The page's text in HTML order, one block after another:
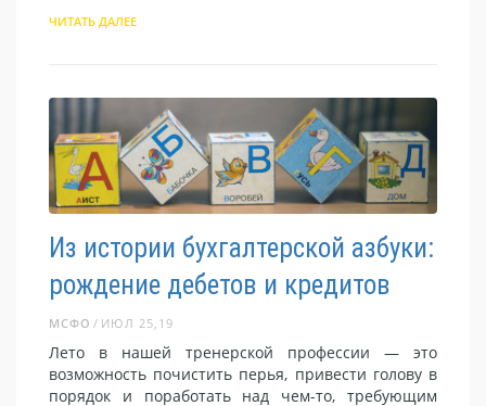
ЧИТАТЬ ДАЛЕЕ
Из истории бухгалтерской азбуки:
рождение дебетов и кредитов
ИЮЛ 25,19
МСФО
Лето в нашей тренерской профессии — это
возможность почистить перья, привести голову в
порядок и поработать над чем-то, требующим